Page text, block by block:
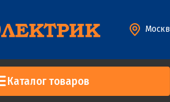
Каталог товаров